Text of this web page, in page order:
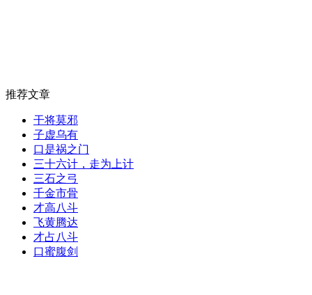
推荐文章
干将莫邪
子虚乌有
口是祸之门
三十六计，走为上计
三石之弓
千金市骨
才高八斗
飞黄腾达
才占八斗
口蜜腹剑